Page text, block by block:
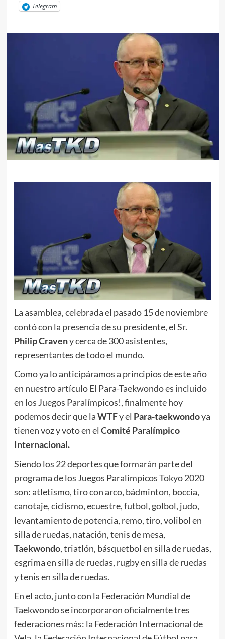
Telegram
La asamblea, celebrada el pasado 15 de noviembre
contó con la presencia de su presidente, el Sr.
Philip Craveny cerca de 300 asistentes,
representantes de todo el mundo.
Como ya lo anticipáramos a principios de este año
en nuestro artículoEl Para-Taekwondo es incluido
en los Juegos Paralímpicos!, finalmente hoy
podemos decir que laWTFy el Para-taekwondoya
tienen voz y voto en el Comité Paralímpico
Internacional.
Siendo los 22 deportes que formarán parte del
programa de los Juegos Paralímpicos Tokyo 2020
son: atletismo, tiro con arco, bádminton, boccia,
canotaje, ciclismo, ecuestre, futbol, golbol, judo,
levantamiento de potencia, remo, tiro, volibol en
silla de ruedas, natación, tenis de mesa,
Taekwondo, triatlón, básquetbol en silla de ruedas,
esgrima en silla de ruedas, rugby en silla de ruedas
y tenis en silla de ruedas.
En el acto, junto con la Federación Mundial de
Taekwondo se incorporaron oficialmente tres
federaciones más: la Federación Internacional de